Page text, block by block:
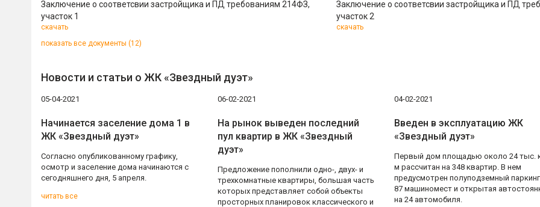
Заключение о соответсвии застройщика и ПД требованиям 214ФЗ,
участок 1
скачать
Заключение о соответсвии застройщика и ПД
участок 2
скачать
показать все документы (12)
Новости и статьи о ЖК «Звездный дуэт»
05-04-2021
Начинается заселение дома 1 в
ЖК «Звездный дуэт»
Согласно опубликованному графику,
осмотр и заселение дома начинаются с
сегодняшнего дня, 5 апреля.
читать все
06-02-2021
На рынок выведен последний
пул квартир в ЖК «Звездный
дуэт»
Предложение пополнили одно-, двух- и
трехкомнатные квартиры, большая часть
которых представляет собой объекты
просторных планировок классического и
04-02-2021
Введен в эксплуатацию ЖК
«Звездный дуэт»
Первый дом площадью около 24 тыс.
м рассчитан на 348 квартир. В нем
предусмотрен полуподземный
87 машиномест и открытая
на 24 автомобиля.